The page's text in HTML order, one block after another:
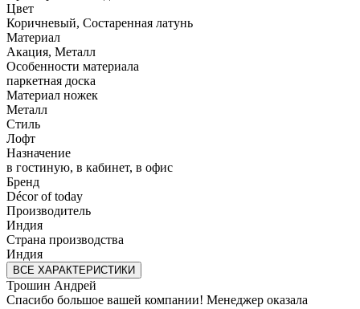
Цвет
Коричневый, Состаренная латунь
Материал
Акация, Металл
Особенности материала
паркетная доска
Материал ножек
Металл
Стиль
Лофт
Назначение
в гостиную, в кабинет, в офис
Бренд
Décor of today
Производитель
Индия
Страна производства
Индия
ВСЕ ХАРАКТЕРИСТИКИ
Трошин Андрей
Спасибо большое вашей компании! Менеджер оказала